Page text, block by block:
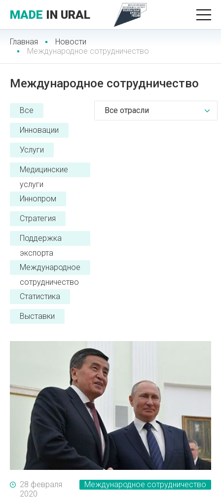
MADE IN URAL
Главная
Новости
Международное сотрудничество
Международное сотрудничество
Все
Инновации
Услуги
Медицинские
услуги
Иннопром
Стратегия
Поддержка
экспорта
Международное
сотрудничество
Статистика
Выставки
Все отрасли
Международное сотрудничество
28 февраля
2020